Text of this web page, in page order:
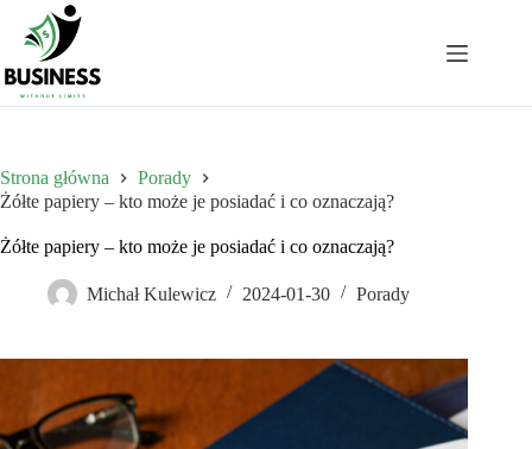
Przejdź
treści
Strona główna
Porady
Żółte papiery – kto może je posiadać i co oznaczają?
Żółte papiery – kto może je posiadać i co oznaczają?
Michał Kulewicz 2024-01-30 Porady